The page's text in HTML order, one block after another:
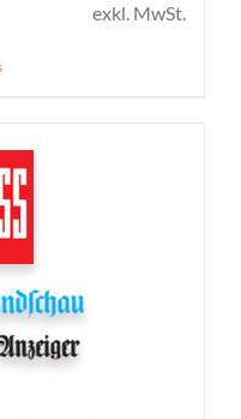
exkl. MwSt.